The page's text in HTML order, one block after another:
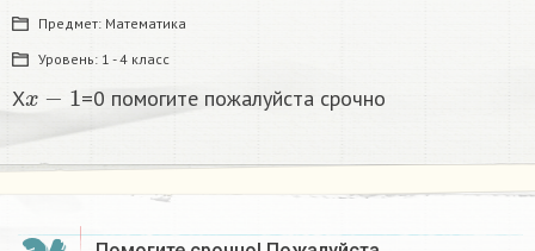
Предмет: Математика
Уровень: 1 - 4 класс
X =0 помогите пожалуйста срочно